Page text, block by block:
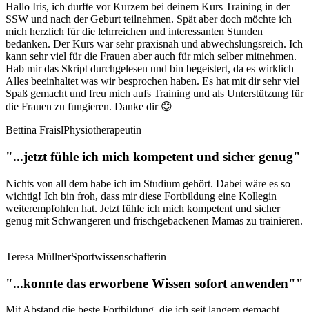
Hallo Iris, ich durfte vor Kurzem bei deinem Kurs Training in der
SSW und nach der Geburt teilnehmen. Spät aber doch möchte ich
mich herzlich für die lehrreichen und interessanten Stunden
bedanken. Der Kurs war sehr praxisnah und abwechslungsreich. Ich
kann sehr viel für die Frauen aber auch für mich selber mitnehmen.
Hab mir das Skript durchgelesen und bin begeistert, da es wirklich
Alles beeinhaltet was wir besprochen haben. Es hat mit dir sehr viel
Spaß gemacht und freu mich aufs Training und als Unterstützung für
die Frauen zu fungieren. Danke dir 😊
Bettina FraislPhysiotherapeutin
"...jetzt fühle ich mich kompetent und sicher genug"
Nichts von all dem habe ich im Studium gehört. Dabei wäre es so
wichtig! Ich bin froh, dass mir diese Fortbildung eine Kollegin
weiterempfohlen hat. Jetzt fühle ich mich kompetent und sicher
genug mit Schwangeren und frischgebackenen Mamas zu trainieren.
Teresa MüllnerSportwissenschafterin
"...konnte das erworbene Wissen sofort anwenden""